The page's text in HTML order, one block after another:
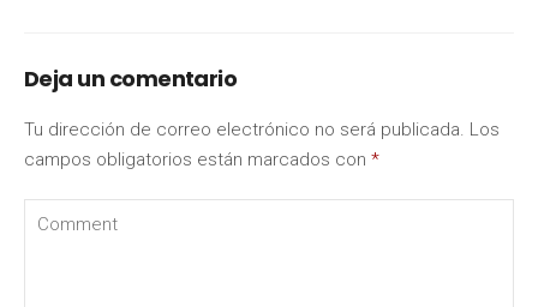
Deja un comentario
Tu dirección de correo electrónico no será publicada. Los
campos obligatorios están marcados con *